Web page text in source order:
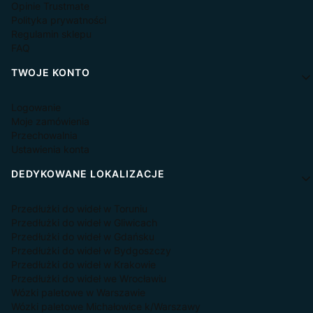
Opinie Trustmate
Polityka prywatności
Regulamin sklepu
FAQ
TWOJE KONTO
Logowanie
Moje zamówienia
Przechowalnia
Ustawienia konta
DEDYKOWANE LOKALIZACJE
Przedłużki do wideł w Toruniu
Przedłużki do wideł w Gliwicach
Przedłużki do wideł w Gdańsku
Przedłużki do wideł w Bydgoszczy
Przedłużki do wideł w Krakowie
Przedłużki do wideł we Wrocławiu
Wózki paletowe w Warszawie
Wózki paletowe Michałowice k/Warszawy